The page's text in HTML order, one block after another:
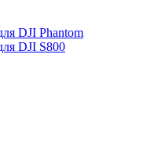
DJI Phantom
DJI S800